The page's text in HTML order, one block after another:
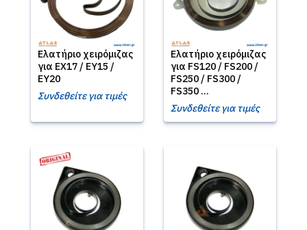
Ελατήριο χειρόμιζας
για EX17 / EY15 /
EY20
Συνδεθείτε για τιμές
Ελατήριο χειρόμιζας
για FS120 / FS200 /
FS250 / FS300 /
FS350 ...
Συνδεθείτε για τιμές